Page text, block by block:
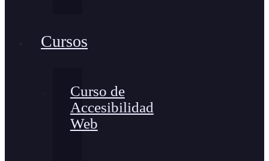
Cursos
Curso de
Accesibilidad
Web